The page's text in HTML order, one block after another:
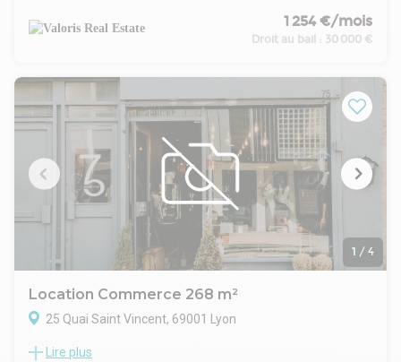
Lyon et à quelques pas des quais du Rhône.
Dans un quartier très dynamique, ce local offre une belle
- Type de bail : Commercial
- Durée : 3/6/9 ans
- Préavis : 6 mois
- Indice : ILC
- Indexation : Annuelle, date prise effet
- Dépôt de garantie : 3 mois HT/HC
- Loyers et charges : Trimestriels et d'avance
1 254 €/mois
Droit au bail : 30 000 €
1 / 4
Location Commerce 268 m²
25 Quai Saint Vincent, 69001 Lyon
Valoris Real Estate vous propose à la location un local
Lire plus